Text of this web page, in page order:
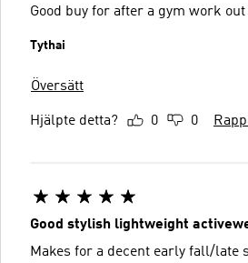
Good buy for after a gym work
Tythai
Översätt
Hjälpte detta? 0 0
Good stylish lightweight
Makes for a decent early fall/late